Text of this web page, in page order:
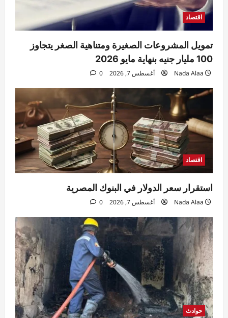
5
اليدين والقدمين داخل منزله والأمن يكثف
التحريات
أغسطس 7, 2026 0
اقتصاد
تمويل المشروعات الصغيرة ومتناهية الصغر يتجاوز
100 مليار جنيه بنهاية مايو 2026
Nada Alaa أغسطس 7, 2026 0
اقتصاد
استقرار سعر الدولار في البنوك المصرية
Nada Alaa أغسطس 7, 2026 0
حوادث